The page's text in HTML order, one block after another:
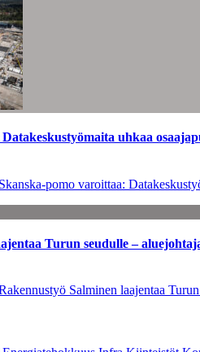
uhkaa
pomo varoittaa:
Turun seudulle –
Salminen laajentaa